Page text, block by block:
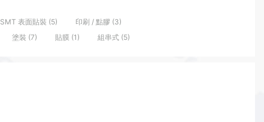
SMT 表面貼裝 (5)
印刷 / 點膠 (3)
塗裝 (7) 貼膜 (1) 組串式 (5)